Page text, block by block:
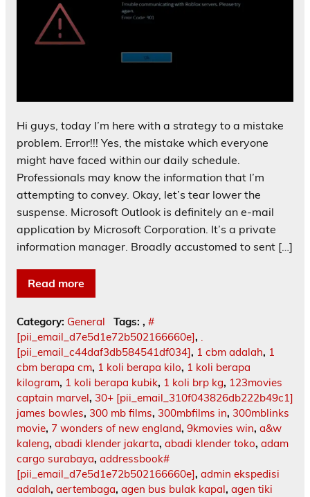
Hi guys, today I’m here with a strategy to a mistake
problem. Error!!! Yes, the mistake which everyone
might have faced within our daily schedule.
Professionals may know the information that I’m
attempting to convey. Okay, let’s tear lower the
suspense. Microsoft Outlook is definitely an e-mail
application by Microsoft Corporation. It’s a private
information manager. Broadly accustomed to sent […]
Read more
Category: General Tags: , #
[pii_email_d7e5d1e72b502166660e], .
[pii_email_c44daf3db584541df034], 1 cbm adalah, 1
cbm berapa cm, 1 koli berapa kilo, 1 koli berapa
kilogram, 1 koli berapa kubik, 1 koli brp kg, 123movies
captain marvel, 30+ [pii_email_310f043826db222b49c1]
james bowles, 300 mb films, 300mbfilms in, 300mblinks
movie, 7 wonders of new england, 9kmovies win, a&w
kaleng, abadi klender jakarta, abadi klender toko, adam
cargo surabaya, addressbook#
[pii_email_d7e5d1e72b502166660e], admin ekspedisi
adalah, aertembaga, agen bus bulak kapal, agen tiki